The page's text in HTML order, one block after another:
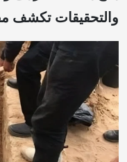
والتحقيقات تكشف